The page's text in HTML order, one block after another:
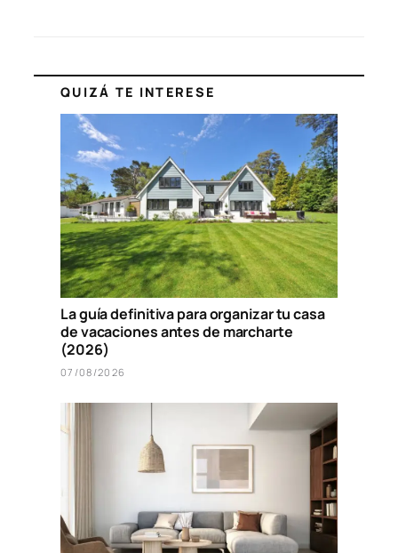
QUIZÁ TE INTERESE
La guía definitiva para organizar tu casa
de vacaciones antes de marcharte
(2026)
07/08/2026